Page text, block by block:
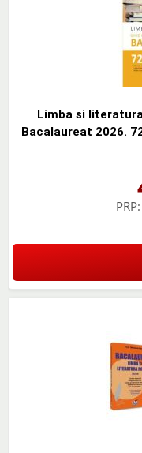
Limba si
Bacalaureat 2026.
PRP: